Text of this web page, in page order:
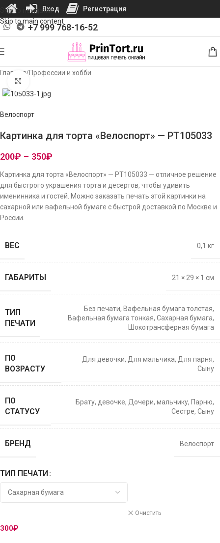
Skip to navigation
Skip to main content
+7 999 768-16-52
Главная/Профессии и хобби
Велоспорт
Картинка для торта «Велоспорт» — PT105033
200₽ – 350₽
Картинка для торта «Велоспорт» — PT105033 — отличное решение
для быстрого украшения торта и десертов, чтобы удивить
именинника и гостей. Можно заказать печать этой картинки на
сахарной или вафельной бумаге с быстрой доставкой по Москве и
России.
ВЕС 0,1 кг
ГАБАРИТЫ 21 × 29 × 1 см
ТИП
ПЕЧАТИ
Без печати, Вафельная бумага толстая,
Вафельная бумага тонкая, Сахарная бумага,
Шокотрансферная бумага
ПО
ВОЗРАСТУ
Для девочки, Для мальчика, Для парня,
Сыну
ПО
СТАТУСУ
Брату, девочке, Дочери, мальчику, Парню,
Сестре, Сыну
БРЕНД Велоспорт
ТИП ПЕЧАТИ
Очистить
300₽
Вход Регистрация